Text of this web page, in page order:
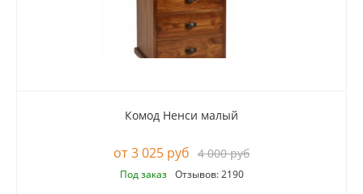
Комод Ненси малый
3 025 руб 4 000 руб
Под заказ Отзывов: 2190